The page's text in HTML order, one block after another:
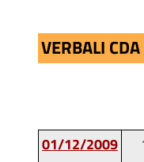
VERBALI
01/12/2009